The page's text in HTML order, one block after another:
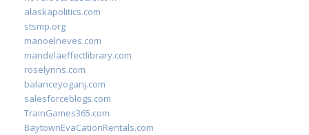
alaskapolitics.com
stsmp.org
manoelneves.com
mandelaeffectlibrary.com
roselynns.com
balanceyoganj.com
salesforceblogs.com
TrainGames365.com
BaytownEvaCationRentals.com